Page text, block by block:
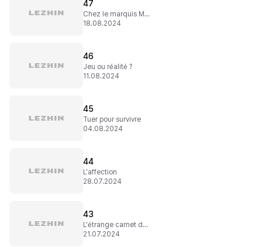
47
Chez le marquis Marcoutte
18.08.2024
46
Jeu ou réalité ?
11.08.2024
45
Tuer pour survivre
04.08.2024
44
L'affection
28.07.2024
43
L'étrange carnet du Dr Hubert
21.07.2024